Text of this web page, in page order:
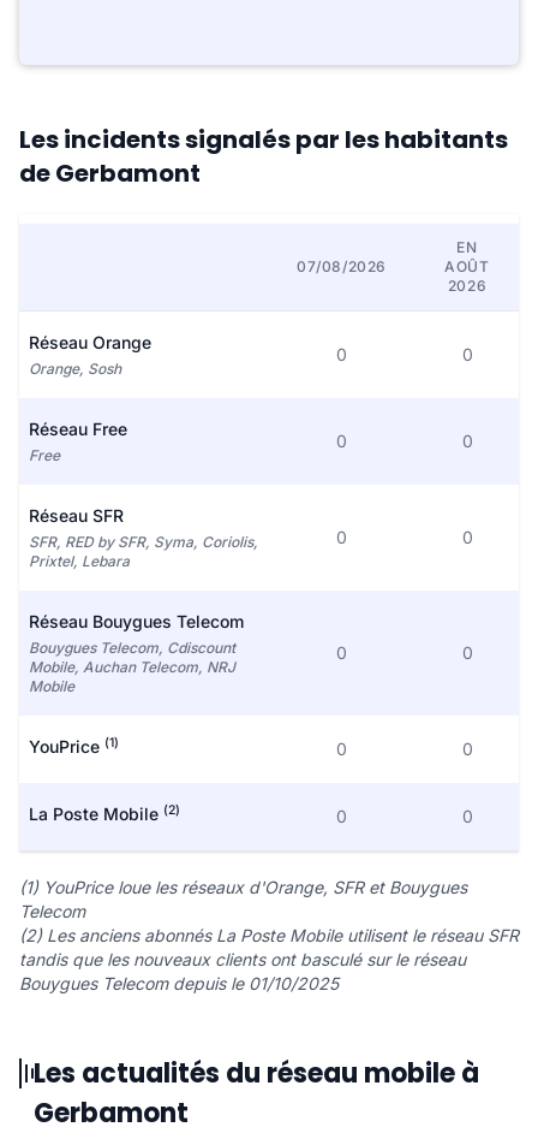
Les incidents signalés par les habitants
de Gerbamont
07/08/2026
EN
AOÛT
2026
Réseau Orange
Orange, Sosh
0 0
Réseau Free
Free
0 0
Réseau SFR
SFR, RED by SFR, Syma, Coriolis,
Prixtel, Lebara
0 0
Réseau Bouygues Telecom
Bouygues Telecom, Cdiscount
Mobile, Auchan Telecom, NRJ
Mobile
0 0
YouPrice (1) 0 0
La Poste Mobile (2) 0 0
(1) YouPrice loue les réseaux d'Orange, SFR et Bouygues
Telecom
(2) Les anciens abonnés La Poste Mobile utilisent le réseau SFR
tandis que les nouveaux clients ont basculé sur le réseau
Bouygues Telecom depuis le 01/10/2025
Les actualités du réseau mobile à
Gerbamont